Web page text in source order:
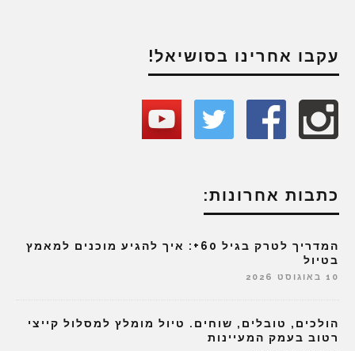
עקבו אחרינו בסושיאל!
כתבות אחרונות:
המדריך לטרק בגיל 60+: איך להגיע מוכנים למאמץ
בטיול
10 באוגוסט 2026
הולכים, טובלים, שוחים. טיול מומלץ למסלול קייצי
רטוב בעמק המעיינות